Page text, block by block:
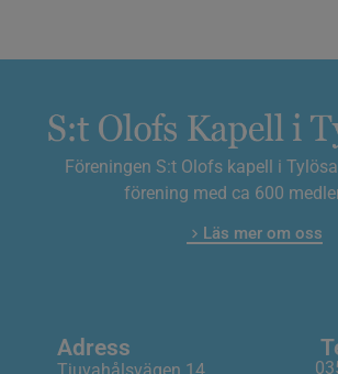
Föreningen S:t Olofs kapell i
förening med ca 600
Läs mer om oss
Adress